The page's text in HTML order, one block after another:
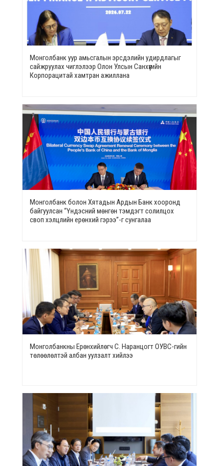
Монголбанк уур амьсгалын эрсдэлийн удирдлагыг
сайжруулах чиглэлээр Олон Улсын Санхүүгийн
Корпорацитай хамтран ажиллана
Монголбанк болон Хятадын Ардын Банк хооронд
байгуулсан “Үндэсний мөнгөн тэмдэгт солилцох
своп хэлцлийн ерөнхий гэрээ”-г сунгалаа
Монголбанкны Ерөнхийлөгч С. Наранцогт ОУВС-гийн
төлөөлөлтэй албан уулзалт хийлээ